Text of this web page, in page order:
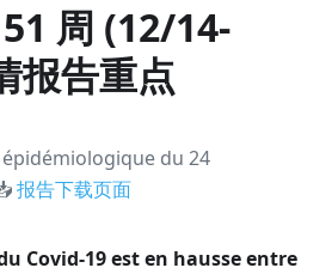
周 (12/14-
报告重点
du 24
报告下载页面
Covid-19 est en hausse entre